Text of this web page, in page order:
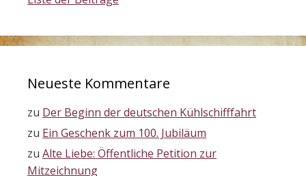
Neueste Kommentare
zu Der Beginn der deutschen Kühlschifffahrt
zu Ein Geschenk zum 100. Jubiläum
zu Alte Liebe: Öffentliche Petition zur
Mitzeichnung